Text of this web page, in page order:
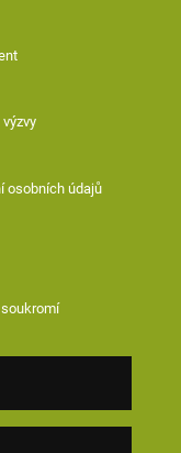
osobních údajů